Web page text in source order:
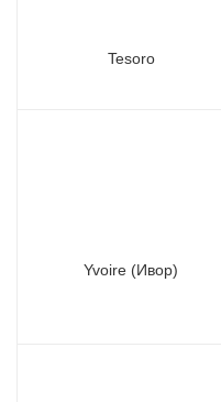
Tesoro
Yvoire (Ивор)